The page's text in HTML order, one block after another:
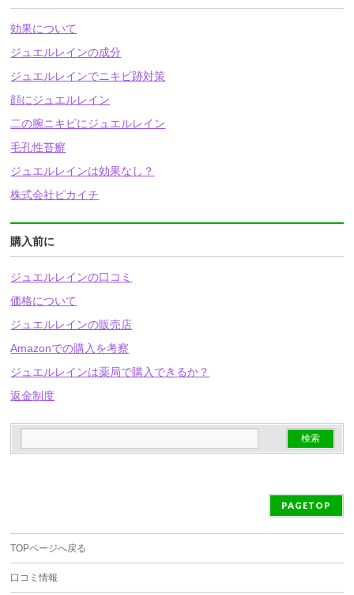
効果について
ジュエルレインの成分
ジュエルレインでニキビ跡対策
顔にジュエルレイン
二の腕ニキビにジュエルレイン
毛孔性苔癬
ジュエルレインは効果なし？
株式会社ピカイチ
購入前に
ジュエルレインの口コミ
価格について
ジュエルレインの販売店
Amazonでの購入を考察
ジュエルレインは薬局で購入できるか？
返金制度
PAGETOP
TOPページへ戻る
口コミ情報